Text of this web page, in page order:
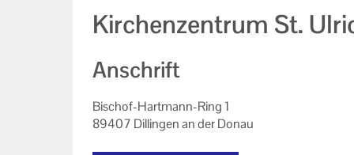
Kirchenzentrum St.
Anschrift
Bischof-Hartmann-Ring 1
89407 Dillingen an der Donau